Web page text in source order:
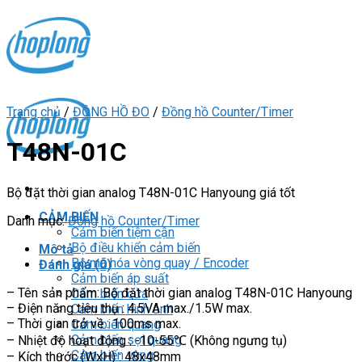
content
CẢM BIẾN
Cảm biến tiệm cận
Bộ điều khiển cảm biến
Bộ mã hóa vòng quay / Encoder
Cảm biến áp suất
Cảm biến cửa
Cảm biến hình ảnh
Cảm biến quang
Cảm biến sợi quang
Cảm biến vùng
Trang chủ / ĐỒNG HỒ ĐO / Đồng hồ Counter/Timer
T48N-01C
Bộ đặt thời gian analog T48N-01C Hanyoung giá tốt
Danh mục:Đồng hồ Counter/Timer
Mô tả
Đánh giá (0)
– Tên sản phẩm: Bộ đặt thời gian analog T48N-01C Hanyoung
– Điện năng tiêu thụ : 4.5VA max./1.5W max.
– Thời gian trở về : 100ms max.
– Nhiệt độ hoạt động : -10-55℃ (Không ngưng tụ)
– Kích thước (WxH) : 48x48mm